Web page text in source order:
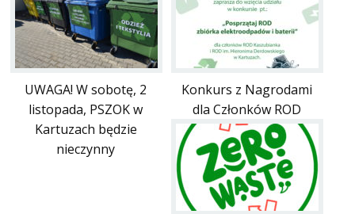
UWAGA! W sobotę, 2
listopada, PSZOK w
Kartuzach będzie
nieczynny
Konkurs z Nagrodami
dla Członków ROD